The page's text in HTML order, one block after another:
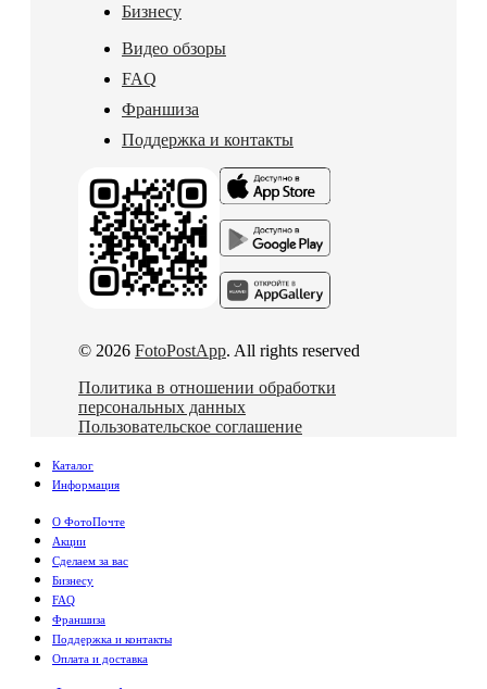
Бизнесу
Видео обзоры
FAQ
Франшиза
Поддержка и контакты
© 2026 FotoPostApp. All rights reserved
Политика в отношении обработки
персональных данных
Пользовательское соглашение
Каталог
Информация
О ФотоПочте
Акции
Сделаем за вас
Бизнесу
FAQ
Франшиза
Поддержка и контакты
Оплата и доставка